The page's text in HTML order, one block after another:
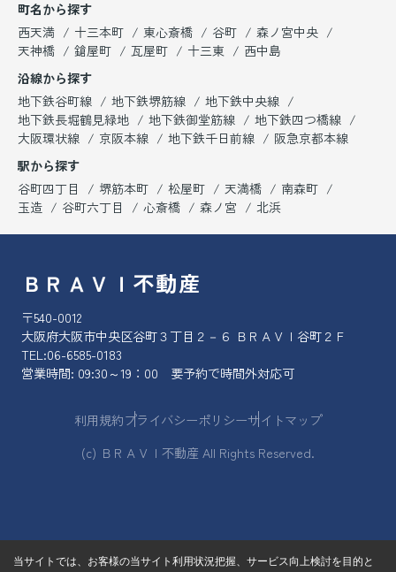
町名から探す
西天満
十三本町 東心斎橋 谷町
森ノ宮中央
天神橋
鎗屋町 瓦屋町 十三東
西中島
沿線から探す
地下鉄谷町線
地下鉄堺筋線
地下鉄中央線
地下鉄長堀鶴見緑地
地下鉄御堂筋線
地下鉄四つ橋線
大阪環状線
京阪本線 地下鉄千日前線
阪急京都本線
駅から探す
谷町四丁目
堺筋本町 松屋町 天満橋
南森町
玉造
谷町六丁目 心斎橋 森ノ宮 北浜
ＢＲＡＶＩ不動産
〒540-0012
大阪府大阪市中央区谷町３丁目２－６ ＢＲＡＶＩ谷町２Ｆ
TEL:06-6585-0183
営業時間: 09:30～19：00 要予約で時間外対応可
利用規約プライバシーポリシーサイトマップ
(c) ＢＲＡＶＩ不動産 All Rights Reserved.
当サイトでは、お客様の当サイト利用状況把握、サービス向上検討を目的と